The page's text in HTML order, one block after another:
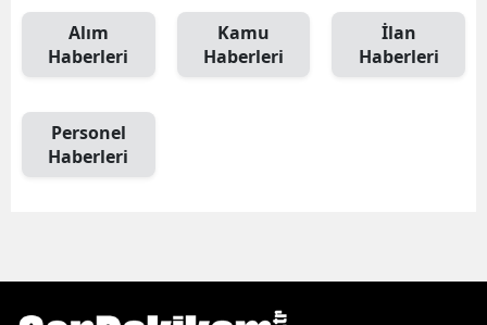
Alım
Haberleri
Kamu
Haberleri
İlan
Haberleri
Personel
Haberleri